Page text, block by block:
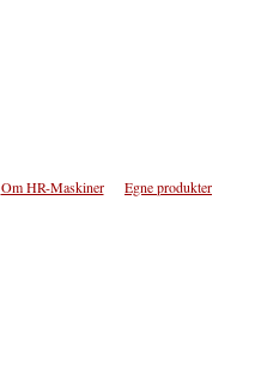
Om HR-Maskiner Egne produkter